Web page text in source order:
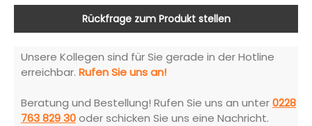
Rückfrage zum Produkt stellen
Unsere Kollegen sind für Sie gerade in der Hotline
erreichbar. Rufen Sie uns an!
Beratung und Bestellung! Rufen Sie uns an unter0228
763 829 30oder schicken Sie uns eine Nachricht.